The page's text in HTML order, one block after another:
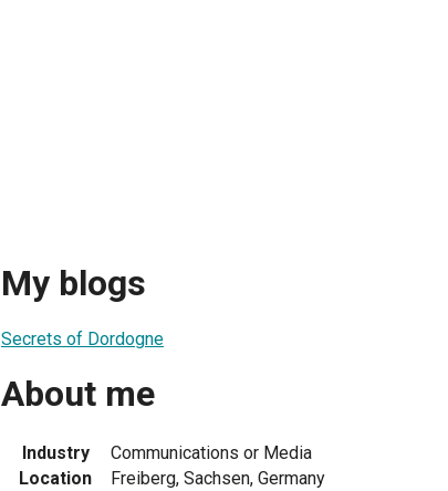
My blogs
Secrets of Dordogne
About me
Industry
Communications or Media
Location
Freiberg, Sachsen, Germany